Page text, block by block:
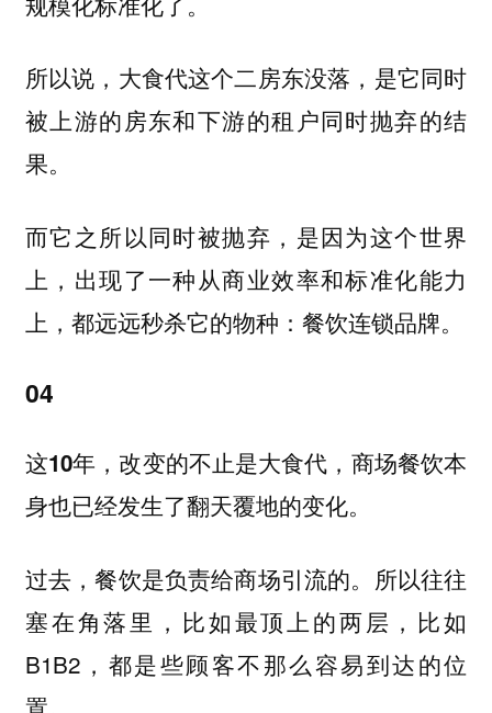
所以说，大食代这个二房东没落，是它同时
被上游的房东和下游的租户同时抛弃的结
果。
而它之所以同时被抛弃，是因为这个世界
上，出现了一种从商业效率和标准化能力
上，都远远秒杀它的物种：餐饮连锁品牌。
04
这10年，改变的不止是大食代，商场餐饮本
身也已经发生了翻天覆地的变化。
过去，餐饮是负责给商场引流的。所以往往
塞在角落里，比如最顶上的两层，比如
B1B2，都是些顾客不那么容易到达的位
置。